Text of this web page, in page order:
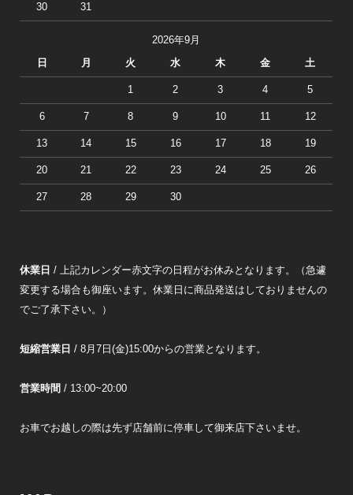
30 31
2026年9月
日 月 火 水 木 金 土
1 2 3 4 5
6 7 8 9 10 11 12
13 14 15 16 17 18 19
20 21 22 23 24 25 26
27 28 29 30
休業日 / 上記カレンダー赤文字の日程がお休みとなります。（急遽
変更する場合も御座います。休業日に商品発送はしておりませんの
でご了承下さい。）
短縮営業日 / 8月7日(金)15:00からの営業となります。
営業時間 / 13:00~20:00
お車でお越しの際は先ず店舗前に停車して御来店下さいませ。